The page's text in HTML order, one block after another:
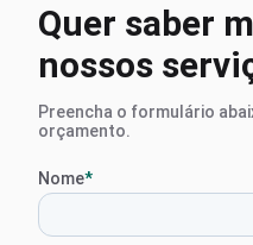
Quer saber
nossos
Preencha o formulário
orçamento.
Nome*